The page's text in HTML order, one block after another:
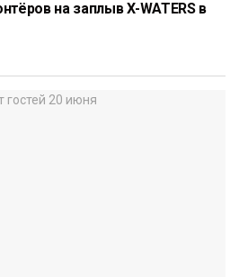
на заплыв X-WATERS в